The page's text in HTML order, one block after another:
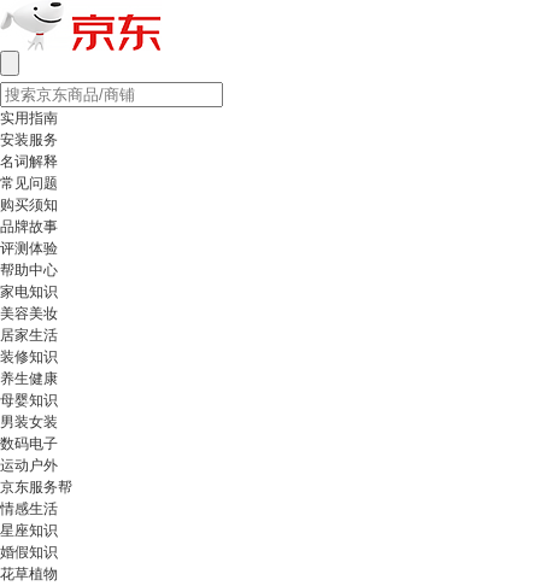
实用指南
安装服务
名词解释
常见问题
购买须知
品牌故事
评测体验
帮助中心
家电知识
美容美妆
居家生活
装修知识
养生健康
母婴知识
男装女装
数码电子
运动户外
京东服务帮
情感生活
星座知识
婚假知识
花草植物